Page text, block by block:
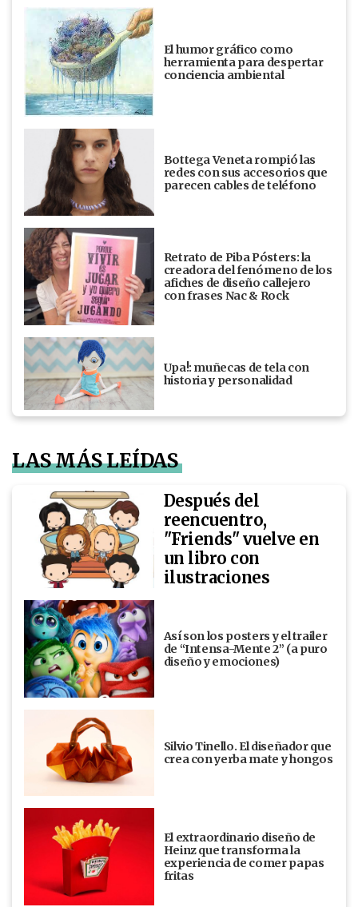
El humor gráfico como
herramienta para despertar
conciencia ambiental
Bottega Veneta rompió las
redes con sus accesorios que
parecen cables de teléfono
Retrato de Piba Pósters: la
creadora del fenómeno de los
afiches de diseño callejero
con frases Nac & Rock
Upa!: muñecas de tela con
historia y personalidad
LAS MÁS LEÍDAS
Después del
reencuentro,
"Friends" vuelve en
un libro con
ilustraciones
Así son los posters y el trailer
de “Intensa-Mente 2” (a puro
diseño y emociones)
Silvio Tinello. El diseñador que
crea con yerba mate y hongos
El extraordinario diseño de
Heinz que transforma la
experiencia de comer papas
fritas